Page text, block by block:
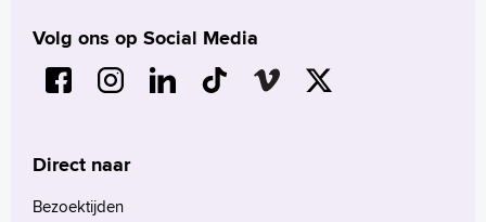
Polski
Türkçe
Arabisch
Volg ons op Social Media
Direct naar
Bezoektijden